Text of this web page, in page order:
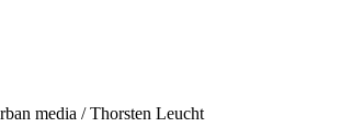
media / Thorsten Leucht